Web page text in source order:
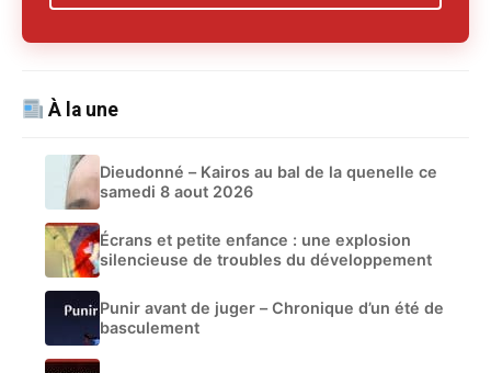
À la une
Dieudonné – Kairos au bal de la quenelle ce
samedi 8 aout 2026
Écrans et petite enfance : une explosion
silencieuse de troubles du développement
Punir avant de juger – Chronique d’un été de
basculement